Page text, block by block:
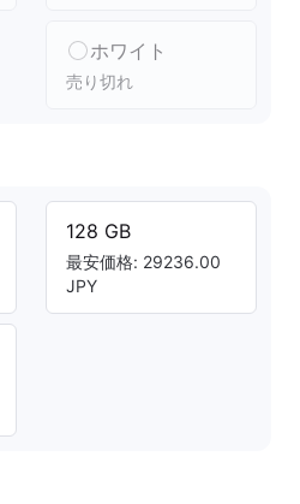
ホワイト
売り切れ
128 GB
最安価格: 29236.00
JPY